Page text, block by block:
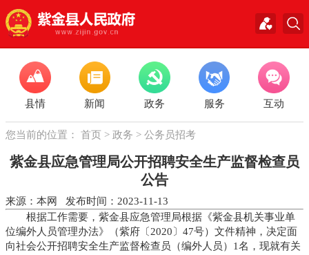
县情 新闻 政务 服务 互动
您当前的位置： 首页 > 政务 > 公务员招考
紫金县应急管理局公开招聘安全生产监督检查员
公告
来源：本网 发布时间：2023-11-13
根据工作需要，紫金县应急管理局根据《紫金县机关事业单
位编外人员管理办法》（紫府〔2020〕47号）文件精神，决定面
向社会公开招聘安全生产监督检查员（编外人员）1名，现就有关